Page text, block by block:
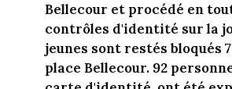
Bellecour et procédé en
contrôles d'identité sur la
jeunes sont restés bloqués
place Bellecour. 92